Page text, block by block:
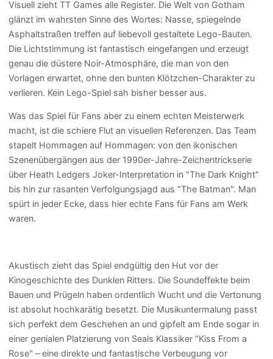
Visuell zieht TT Games alle Register. Die Welt von Gotham
glänzt im wahrsten Sinne des Wortes: Nasse, spiegelnde
Asphaltstraßen treffen auf liebevoll gestaltete Lego-Bauten.
Die Lichtstimmung ist fantastisch eingefangen und erzeugt
genau die düstere Noir-Atmosphäre, die man von den
Vorlagen erwartet, ohne den bunten Klötzchen-Charakter zu
verlieren. Kein Lego-Spiel sah bisher besser aus.
Was das Spiel für Fans aber zu einem echten Meisterwerk
macht, ist die schiere Flut an visuellen Referenzen. Das Team
stapelt Hommagen auf Hommagen: von den ikonischen
Szenenübergängen aus der 1990er-Jahre-Zeichentrickserie
über Heath Ledgers Joker-Interpretation in "The Dark Knight"
bis hin zur rasanten Verfolgungsjagd aus "The Batman". Man
spürt in jeder Ecke, dass hier echte Fans für Fans am Werk
waren.
Akustisch zieht das Spiel endgültig den Hut vor der
Kinogeschichte des Dunklen Ritters. Die Soundeffekte beim
Bauen und Prügeln haben ordentlich Wucht und die Vertonung
ist absolut hochkarätig besetzt. Die Musikuntermalung passt
sich perfekt dem Geschehen an und gipfelt am Ende sogar in
einer genialen Platzierung von Seals Klassiker "Kiss From a
Rose" – eine direkte und fantastische Verbeugung vor